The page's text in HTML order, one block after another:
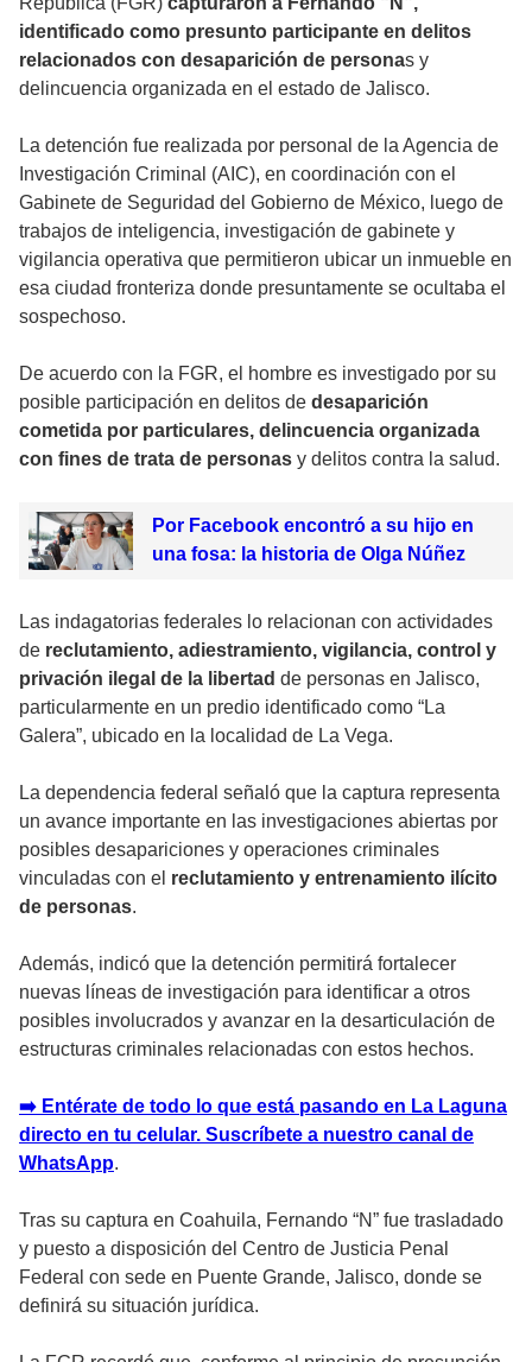
identificado como presunto participante en delitos
relacionados con desaparición de personas y
delincuencia organizada en el estado de Jalisco.
La detención fue realizada por personal de la Agencia de
Investigación Criminal (AIC), en coordinación con el
Gabinete de Seguridad del Gobierno de México, luego de
trabajos de inteligencia, investigación de gabinete y
vigilancia operativa que permitieron ubicar un inmueble en
esa ciudad fronteriza donde presuntamente se ocultaba el
sospechoso.
De acuerdo con la FGR, el hombre es investigado por su
posible participación en delitos de desaparición
cometida por particulares, delincuencia organizada
con fines de trata de personas y delitos contra la salud.
Por Facebook encontró a su hijo en
una fosa: la historia de Olga Núñez
Las indagatorias federales lo relacionan con actividades
de reclutamiento, adiestramiento, vigilancia, control y
privación ilegal de la libertad de personas en Jalisco,
particularmente en un predio identificado como “La
Galera”, ubicado en la localidad de La Vega.
La dependencia federal señaló que la captura representa
un avance importante en las investigaciones abiertas por
posibles desapariciones y operaciones criminales
vinculadas con el reclutamiento y entrenamiento ilícito
de personas.
Además, indicó que la detención permitirá fortalecer
nuevas líneas de investigación para identificar a otros
posibles involucrados y avanzar en la desarticulación de
estructuras criminales relacionadas con estos hechos.
➡️ Entérate de todo lo que está pasando en La Laguna
directo en tu celular. Suscríbete a nuestro canal de
WhatsApp.
Tras su captura en Coahuila, Fernando “N” fue trasladado
y puesto a disposición del Centro de Justicia Penal
Federal con sede en Puente Grande, Jalisco, donde se
definirá su situación jurídica.